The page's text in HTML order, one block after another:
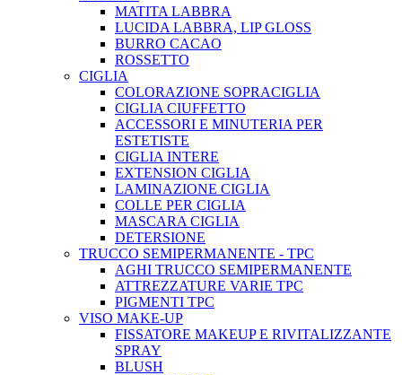
MATITA LABBRA
LUCIDA LABBRA, LIP GLOSS
BURRO CACAO
ROSSETTO
CIGLIA
COLORAZIONE SOPRACIGLIA
CIGLIA CIUFFETTO
ACCESSORI E MINUTERIA PER
ESTETISTE
CIGLIA INTERE
EXTENSION CIGLIA
LAMINAZIONE CIGLIA
COLLE PER CIGLIA
MASCARA CIGLIA
DETERSIONE
TRUCCO SEMIPERMANENTE - TPC
AGHI TRUCCO SEMIPERMANENTE
ATTREZZATURE VARIE TPC
PIGMENTI TPC
VISO MAKE-UP
FISSATORE MAKEUP E RIVITALIZZANTE
SPRAY
BLUSH